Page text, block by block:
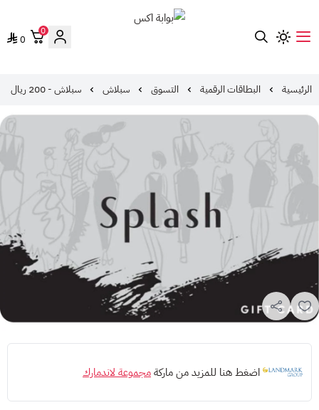
0
0
الرئيسية البطاقات الرقمية التسوق سبلاش سبلاش - 200 ريال
اضغط هنا للمزيد من ماركةمجموعة لاندمارك